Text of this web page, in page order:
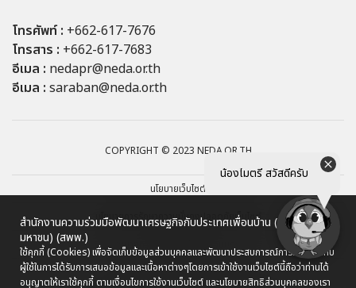
น้องไมตรี สวัสดีครับ
โทรศัพท์ : +662-617-7676
โทรสาร : +662-617-7683
อีเมล : nedapr@neda.or.th
อีเมล : saraban@neda.or.th
COPYRIGHT © 2023 NEDA.OR.TH
นโยบายเว็บไซต์
นโยบายการรักษาความมั่นคงปลอดภัยเว็บไซต์
นโยบายการคุ้มครองข้อมูลส่วนบุคคล
ผังเว็บไซต์
สำนักงานความร่วมมือพัฒนาเศรษฐกิจกับประเทศเพื่อนบ้าน (องค์การ
มหาชน) (สพพ.)
ใช้คุกกี้ (Cookies) เพื่อจัดเก็บข้อมูลส่วนบุคคลและพัฒนาประสบการณ์การใช้งานให้กับ
ผู้ใช้ในการได้รับการเสนอข้อมูลและเนื้อหาต่างๆโดยการเข้าใช้งานเว็บไซต์นี้ถือว่าท่านได้
อนุญาตให้เราใช้คุกกี้ ตามเงื่อนไขการใช้งานเว็บไซต์ และนโยบายสิทธิส่วนบุคคลของเรา